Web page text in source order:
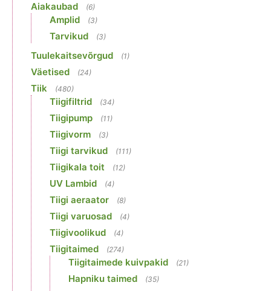
Aiakaubad (6)
Amplid (3)
Tarvikud (3)
Tuulekaitsevõrgud (1)
Väetised (24)
Tiik (480)
Tiigifiltrid (34)
Tiigipump (11)
Tiigivorm (3)
Tiigi tarvikud (111)
Tiigikala toit (12)
UV Lambid (4)
Tiigi aeraator (8)
Tiigi varuosad (4)
Tiigivoolikud (4)
Tiigitaimed (274)
Tiigitaimede kuivpakid (21)
Hapniku taimed (35)